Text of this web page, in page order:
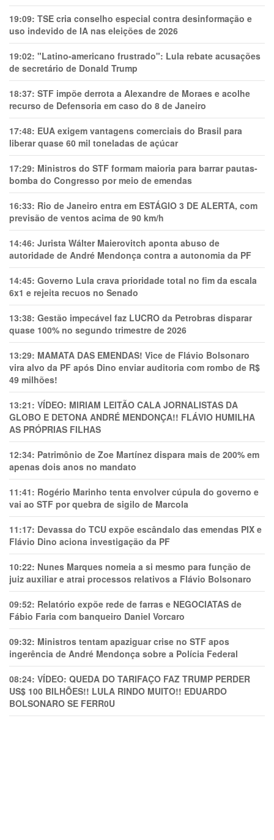
19:09: TSE cria conselho especial contra desinformação e
uso indevido de IA nas eleições de 2026
19:02: "Latino-americano frustrado": Lula rebate acusações
de secretário de Donald Trump
18:37: STF impõe derrota a Alexandre de Moraes e acolhe
recurso de Defensoria em caso do 8 de Janeiro
17:48: EUA exigem vantagens comerciais do Brasil para
liberar quase 60 mil toneladas de açúcar
17:29: Ministros do STF formam maioria para barrar pautas-
bomba do Congresso por meio de emendas
16:33: Rio de Janeiro entra em ESTÁGIO 3 DE ALERTA, com
previsão de ventos acima de 90 km/h
14:46: Jurista Wálter Maierovitch aponta abuso de
autoridade de André Mendonça contra a autonomia da PF
14:45: Governo Lula crava prioridade total no fim da escala
6x1 e rejeita recuos no Senado
13:38: Gestão impecável faz LUCRO da Petrobras disparar
quase 100% no segundo trimestre de 2026
13:29: MAMATA DAS EMENDAS! Vice de Flávio Bolsonaro
vira alvo da PF após Dino enviar auditoria com rombo de R$
49 milhões!
13:21: VÍDEO: MIRIAM LEITÃO CALA JORNALISTAS DA
GLOBO E DETONA ANDRÉ MENDONÇA!! FLÁVIO HUMILHA
AS PRÓPRIAS FILHAS
12:34: Patrimônio de Zoe Martínez dispara mais de 200% em
apenas dois anos no mandato
11:41: Rogério Marinho tenta envolver cúpula do governo e
vai ao STF por quebra de sigilo de Marcola
11:17: Devassa do TCU expõe escândalo das emendas PIX e
Flávio Dino aciona investigação da PF
10:22: Nunes Marques nomeia a si mesmo para função de
juiz auxiliar e atrai processos relativos a Flávio Bolsonaro
09:52: Relatório expõe rede de farras e NEGOCIATAS de
Fábio Faria com banqueiro Daniel Vorcaro
09:32: Ministros tentam apaziguar crise no STF apos
ingerência de André Mendonça sobre a Polícia Federal
08:24: VÍDEO: QUEDA DO TARIFAÇO FAZ TRUMP PERDER
US$ 100 BILHÕES!! LULA RINDO MUITO!! EDUARDO
BOLSONARO SE FERR0U